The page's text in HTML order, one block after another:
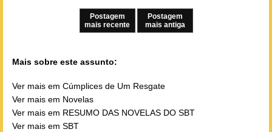
Postagem
mais recente
Postagem
mais antiga
Mais sobre este assunto:
Ver mais em Cúmplices de Um Resgate
Ver mais em Novelas
Ver mais em RESUMO DAS NOVELAS DO SBT
Ver mais em SBT